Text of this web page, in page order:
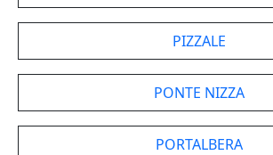
PIZZALE
PONTE NIZZA
PORTALBERA